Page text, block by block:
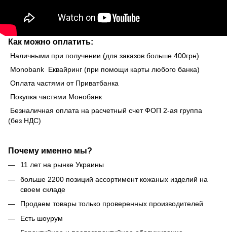
Как можно оплатить:
Наличными при получении (для заказов больше 400грн)
Monobank Еквайринг (при помощи карты любого банка)
Оплата частями от Приватбанка
Покупка частями Монобанк
Безналичная оплата на расчетный счет ФОП 2-ая группа
(без НДС)
Почему именно мы?
11 лет на рынке Украины
больше 2200 позиций ассортимент кожаных изделий на
своем складе
Продаем товары только проверенных производителей
Есть шоурум